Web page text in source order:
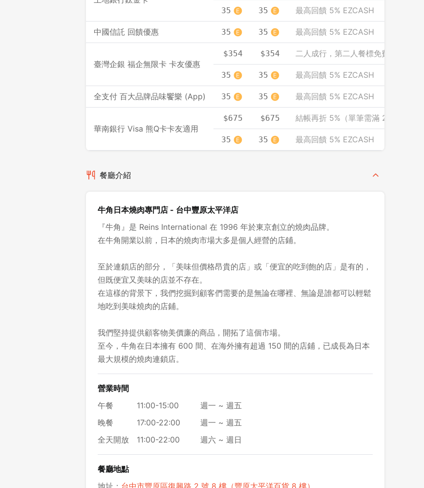
35 35 最高回饋 5% EZCASH
中國信託 回饋優惠 35 35 最高回饋 5% EZCASH
臺灣企銀 福企無限卡 卡友優惠
$354 $354 二人成行，第二人餐標免費（人均計）
35 35 最高回饋 5% EZCASH
全支付 百大品牌品味饗樂 (App) 35 35 最高回饋 5% EZCASH
華南銀行 Visa 熊Q卡卡友適用
$675 $675 結帳再折 5%（單筆需滿 2000）
35 35 最高回饋 5% EZCASH
餐廳介紹
牛角日本燒肉專門店 - 台中豐原太平洋店
『牛角』是 Reins International 在 1996 年於東京創立的燒肉品牌。
在牛角開業以前，日本的燒肉市場大多是個人經營的店鋪。
至於連鎖店的部分，「美味但價格昂貴的店」或「便宜的吃到飽的店」是有的，
但既便宜又美味的店並不存在。
在這樣的背景下，我們挖掘到顧客們需要的是無論在哪裡、無論是誰都可以輕鬆
地吃到美味燒肉的店鋪。
我們堅持提供顧客物美價廉的商品，開拓了這個市場。
至今，牛角在日本擁有 600 間、在海外擁有超過 150 間的店鋪，已成長為日本
最大規模的燒肉連鎖店。
營業時間
午餐
11:00-15:00
週一 ~ 週五
晚餐
17:00-22:00
週一 ~ 週五
全天開放
11:00-22:00 週六 ~ 週日
餐廳地點
地址： 台中市豐原區復興路 2 號 8 樓（豐原太平洋百貨 8 樓）